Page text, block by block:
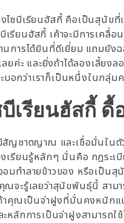
ไซบีเรียนฮัสกี้ คือเป็นสุนัข
รียนฮัสกี้ เค้าจะมีการเคลื่
การได้ยินที่ดีเยี่ยม แถมยัง
ลยค่ะ และยิ่งถ้าได้ลองเลี้
จะบอกว่าเราก็เป็นหนึ่งใน
เรียนฮัสกี้ ดื้
สัญชาตญาณ และเชื่อมั่นใน
เรียนรู้หลักๆ นั่นคือ กฎระ
มทำลายข้าวของ หรือเป็น
ะรู้เลยว่าสุนัขพันธุ์นี้ สามา
คุณเป็นจ่าฝูงที่มั่นคงหนักแน่
หลักการเป็นจ่าฝูงสามารถ